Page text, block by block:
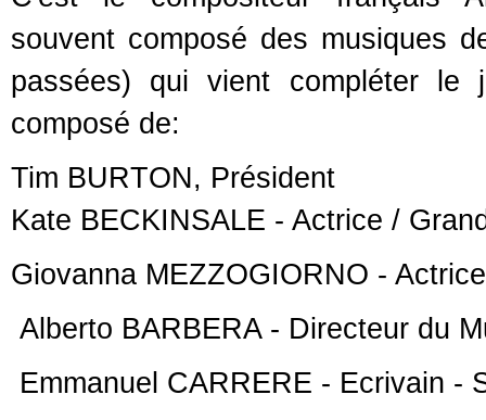
souvent composé des musiques
passées) qui vient compléter le
composé de:
Tim BURTON, Président
Kate BECKINSALE ‐ Actrice /
Giovanna MEZZOGIORNO ‐
Alberto BARBERA ‐ Directeur du
Emmanuel CARRERE ‐ Ecrivain ‐